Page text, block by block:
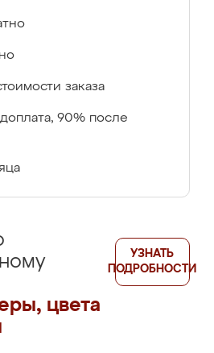
заказа
90% после
цвета
УЗНАТЬ
ПОДРОБНОСТИ